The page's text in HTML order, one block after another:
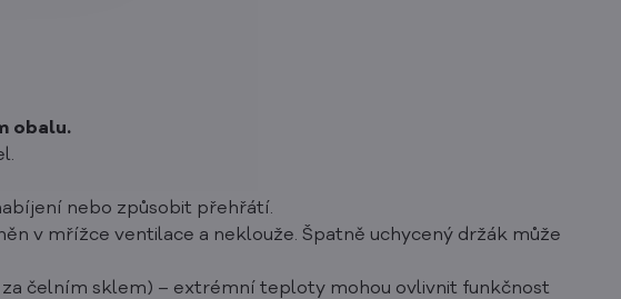
obalu.
nebo způsobit přehřátí.
v mřížce ventilace a neklouže. Špatně uchycený držák může
čelním sklem) – extrémní teploty mohou ovlivnit funkčnost